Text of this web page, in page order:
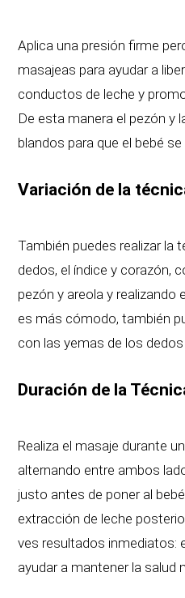
Aplica una presión firme
masajeas para ayudar a
conductos de leche y
De esta manera el pezón y
blandos para que el bebé
Variación de la
También puedes realizar la
dedos, el índice y corazón,
pezón y areola y
es más cómodo, también
con las yemas de los
Duración de la
Realiza el masaje durante
alternando entre ambos
justo antes de poner al
extracción de leche
ves resultados inmediatos:
ayudar a mantener la salud